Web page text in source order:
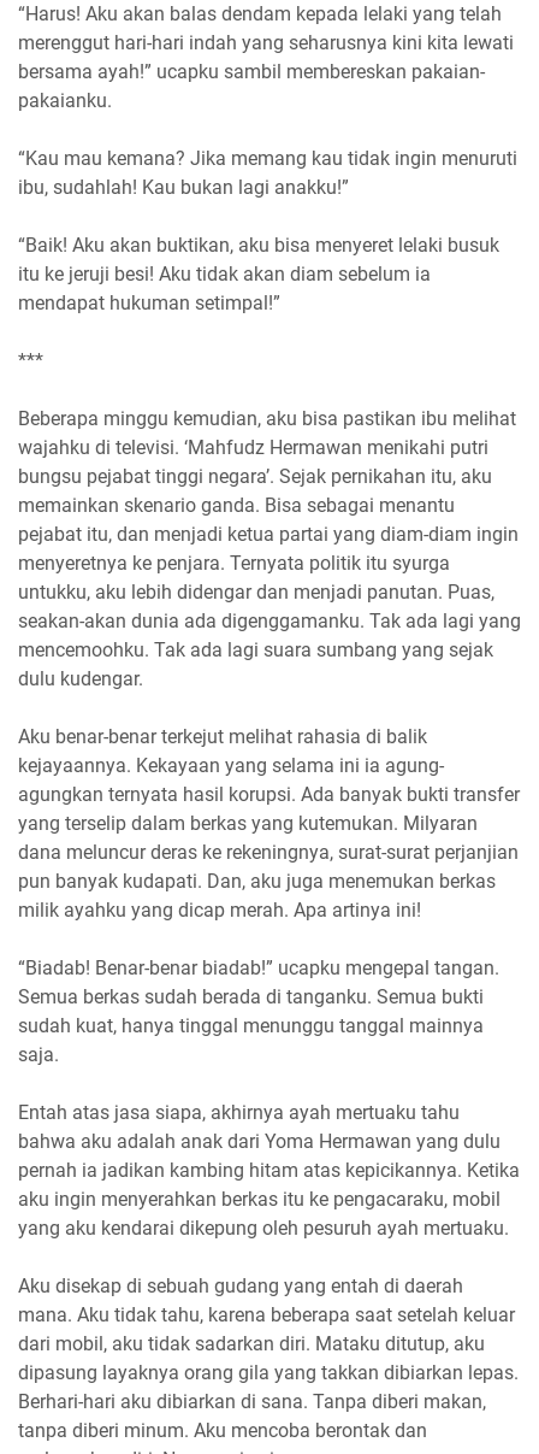
“Harus! Aku akan balas dendam kepada lelaki yang telah
merenggut hari-hari indah yang seharusnya kini kita lewati
bersama ayah!” ucapku sambil membereskan pakaian-
pakaianku.
“Kau mau kemana? Jika memang kau tidak ingin menuruti
ibu, sudahlah! Kau bukan lagi anakku!”
“Baik! Aku akan buktikan, aku bisa menyeret lelaki busuk
itu ke jeruji besi! Aku tidak akan diam sebelum ia
mendapat hukuman setimpal!”
***
Beberapa minggu kemudian, aku bisa pastikan ibu melihat
wajahku di televisi. ‘Mahfudz Hermawan menikahi putri
bungsu pejabat tinggi negara’. Sejak pernikahan itu, aku
memainkan skenario ganda. Bisa sebagai menantu
pejabat itu, dan menjadi ketua partai yang diam-diam ingin
menyeretnya ke penjara. Ternyata politik itu syurga
untukku, aku lebih didengar dan menjadi panutan. Puas,
seakan-akan dunia ada digenggamanku. Tak ada lagi yang
mencemoohku. Tak ada lagi suara sumbang yang sejak
dulu kudengar.
Aku benar-benar terkejut melihat rahasia di balik
kejayaannya. Kekayaan yang selama ini ia agung-
agungkan ternyata hasil korupsi. Ada banyak bukti transfer
yang terselip dalam berkas yang kutemukan. Milyaran
dana meluncur deras ke rekeningnya, surat-surat perjanjian
pun banyak kudapati. Dan, aku juga menemukan berkas
milik ayahku yang dicap merah. Apa artinya ini!
“Biadab! Benar-benar biadab!” ucapku mengepal tangan.
Semua berkas sudah berada di tanganku. Semua bukti
sudah kuat, hanya tinggal menunggu tanggal mainnya
saja.
Entah atas jasa siapa, akhirnya ayah mertuaku tahu
bahwa aku adalah anak dari Yoma Hermawan yang dulu
pernah ia jadikan kambing hitam atas kepicikannya. Ketika
aku ingin menyerahkan berkas itu ke pengacaraku, mobil
yang aku kendarai dikepung oleh pesuruh ayah mertuaku.
Aku disekap di sebuah gudang yang entah di daerah
mana. Aku tidak tahu, karena beberapa saat setelah keluar
dari mobil, aku tidak sadarkan diri. Mataku ditutup, aku
dipasung layaknya orang gila yang takkan dibiarkan lepas.
Berhari-hari aku dibiarkan di sana. Tanpa diberi makan,
tanpa diberi minum. Aku mencoba berontak dan